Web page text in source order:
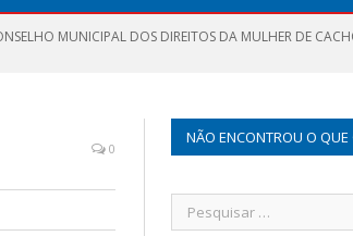
MUNICIPAL DOS DIREITOS DA MULHER DE
0
NÃO ENCONTROU O QUE